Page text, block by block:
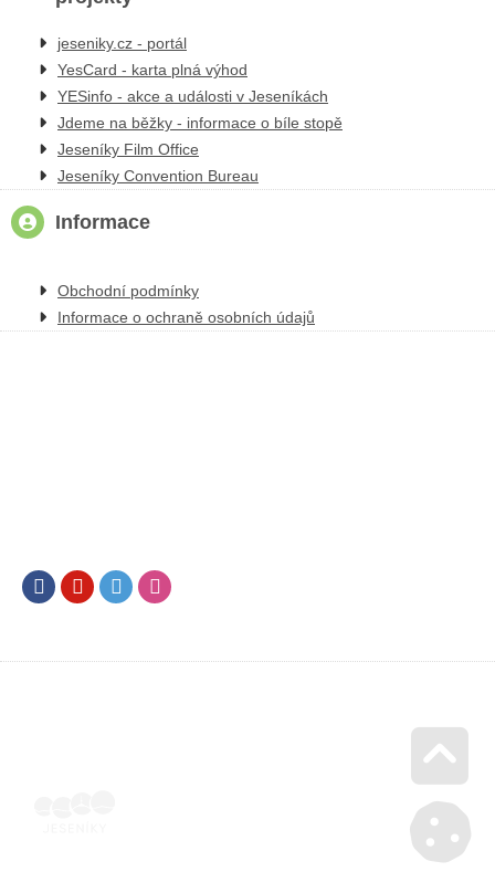
jeseniky.cz - portál
YesCard - karta plná výhod
YESinfo - akce a události v Jeseníkách
Jdeme na běžky - informace o bíle stopě
Jeseníky Film Office
Jeseníky Convention Bureau
Informace
Obchodní podmínky
Informace o ochraně osobních údajů
FacebookYoutubeTwitter
SML202500607 | Elektronicky podepsaná ubytovatelem |
Go